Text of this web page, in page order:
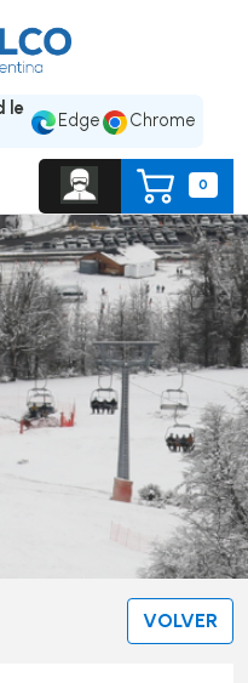
le
Edge Chrome
0
VOLVER